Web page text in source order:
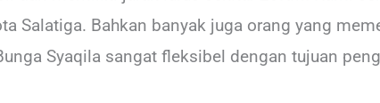
Salatiga. Bahkan banyak juga orang yang
Syaqila sangat fleksibel dengan tujuan